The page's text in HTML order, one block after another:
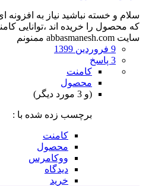
سلام و خسته نباشید نیاز به
که محصول را خریده اند ،توانایی
سایت abbasmanesh.com ممنونم
9 فروردین 1399
3 پاسخ
کامنت
محصول
(و 3 مورد دیگر)
برچسب زده شده با :
کامنت
محصول
ووکامرس
دیدگاه
خرید